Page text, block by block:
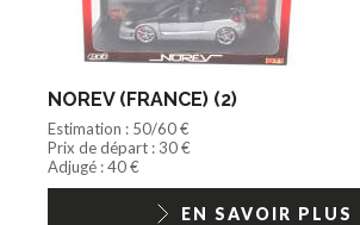
NOREV (FRANCE) (2)
Estimation : 50/60 €
Prix de départ : 30 €
Adjugé : 40 €
EN SAVOIR PLUS